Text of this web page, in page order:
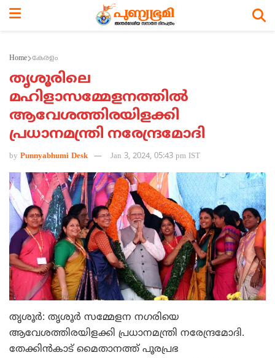
Home കേരളം
തൃശൂരിലെ
മഹിളാസമ്മേളനത്തില്‍
ആവേശത്തിരയിളക്കി
പ്രധാനമന്ത്രി നരേന്ദ്രമോദി
by Punnyabhumi Desk Jan 3, 2024, 05:43 pm IST
തൃശൂര്‍: തൃശൂര്‍ സമ്മേളന നഗരിയെ
ആവേശത്തിരയിളക്കി പ്രധാനമന്ത്രി നരേന്ദ്രമോദി.
തേക്കിന്‍കാട് മൈതാനത്ത് പൂരപ്രഭ